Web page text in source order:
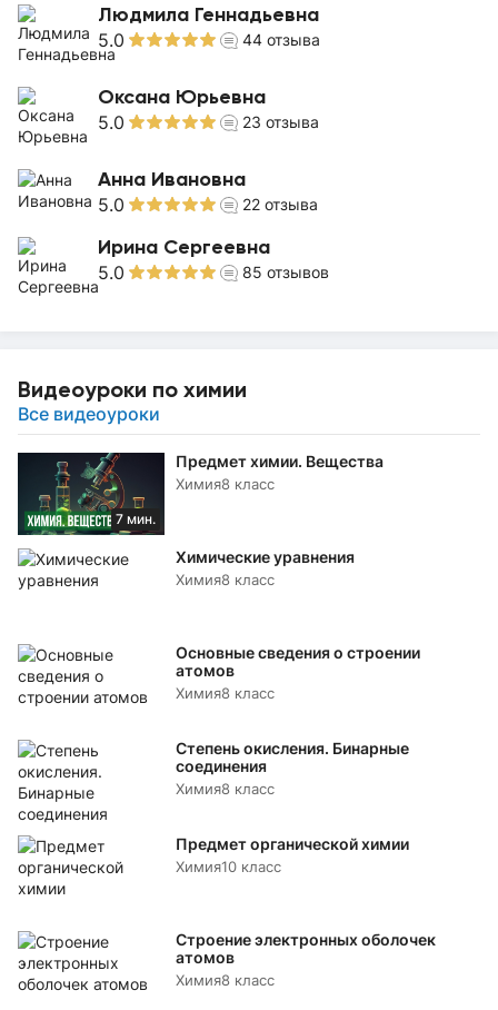
Людмила Геннадьевна
5.0 44 отзыва
Оксана Юрьевна
5.0 23 отзыва
Анна Ивановна
5.0 22 отзыва
Ирина Сергеевна
5.0 85 отзывов
Видеоуроки по химии
Все видеоуроки
7 мин.
Предмет химии. Вещества
Химия8 класс
Химические уравнения
Химия8 класс
Основные сведения о строении
атомов
Химия8 класс
Степень окисления. Бинарные
соединения
Химия8 класс
Предмет органической химии
Химия10 класс
Строение электронных оболочек
атомов
Химия8 класс